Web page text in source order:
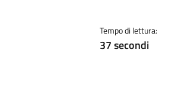
Tempo di lettura:
37 secondi